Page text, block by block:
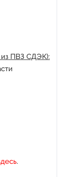
из ПВЗ СДЭК):
.